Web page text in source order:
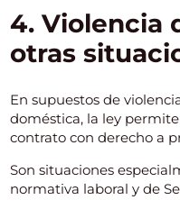
4. Violencia
otras
En supuestos de
doméstica, la ley
contrato con derecho a
Son situaciones
normativa laboral y de